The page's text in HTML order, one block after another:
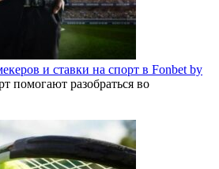
и ставки на спорт в Fonbet by
помогают разобраться во